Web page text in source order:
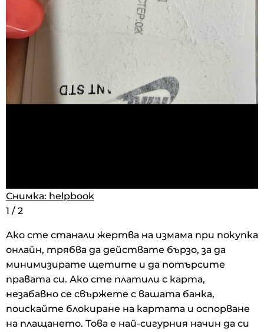
Снимка: helpbook
1 / 2
Снимка: helpbook
1 / 2
Ако сте станали жертва на измама при покупка
онлайн, трябва да действате бързо, за да
минимизирате щетите и да потърсите
правата си. Ако сте платили с карта,
незабавно се свържете с вашата банка,
поискайте блокиране на картата и оспорване
на плащането. Това е най-сигурния начин да си